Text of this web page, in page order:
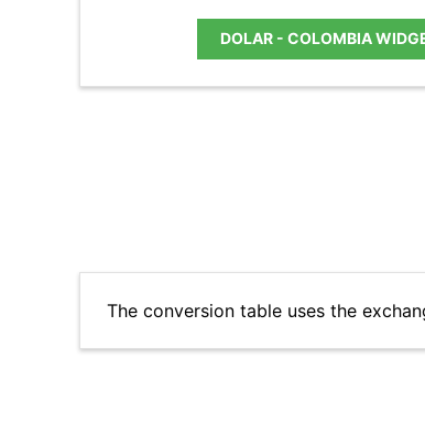
DOLAR - COLOMBIA
The conversion table uses the